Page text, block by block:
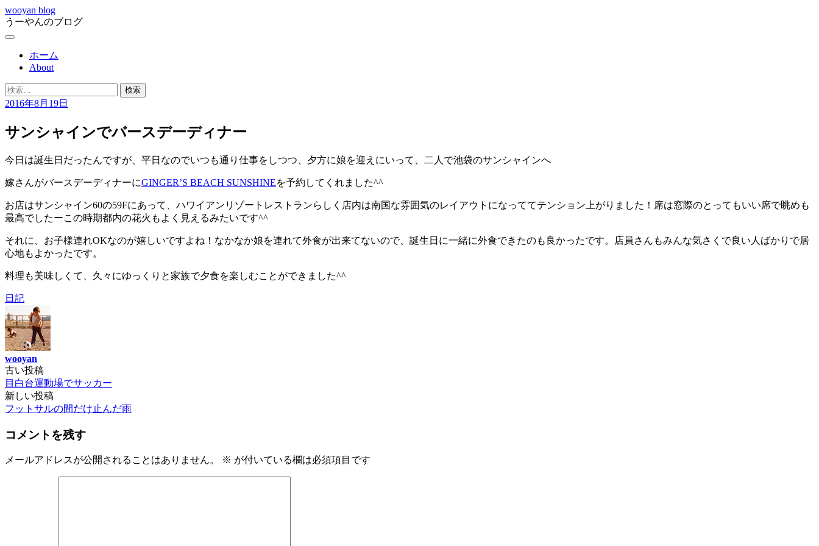
コ
ン
テ
ス
キ
プ
wooyan blog
うーやんのブログ
メ
ホーム
About
検
索:
2016年8月19日
サンシャインでバースデーディナー
今日は誕生日だったんですが、平日なのでいつも通り仕事をしつつ、夕方に娘を迎えにいって、二人で池袋のサンシャインへ
嫁さんがバースデーディナーにGINGER’S BEACH SUNSHINEを予約してくれました^^
お店はサンシャイン60の59Fにあって、ハワイアンリゾートレストランらしく店内は南国な雰囲気のレイアウトになっててテンション上がりました！席は窓際のとってもいい席で眺めも
最高でしたーこの時期都内の花火もよく見えるみたいです^^
それに、お子様連れOKなのが嬉しいですよね！なかなか娘を連れて外食が出来てないので、誕生日に一緒に外食できたのも良かったです。店員さんもみんな気さくで良い人ばかりで居
心地もよかったです。
料理も美味しくて、久々にゆっくりと家族で夕食を楽しむことができました^^
日記
wooyan
投
稿
ナ
ビ
古い投稿
目白台運動場でサッカー
新しい投稿
フットサルの間だけ止んだ雨
コメントを残す
メールアドレスが公開されることはありません。 ※ が付いている欄は必須項目です